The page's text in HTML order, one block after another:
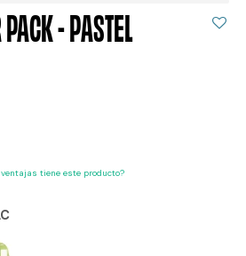
- PASTEL
tiene este producto?